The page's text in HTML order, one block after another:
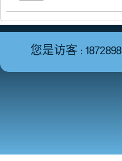
您是访客 : 1872898